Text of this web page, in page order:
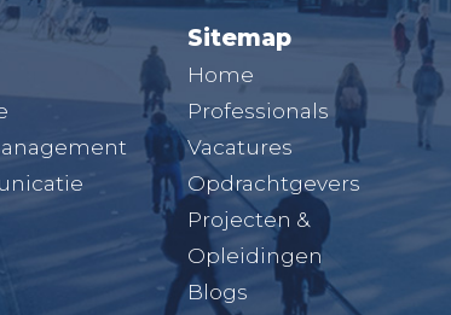
Sitemap
Home
Professionals
Vacatures
Opdrachtgevers
Projecten &
Opleidingen
Blogs